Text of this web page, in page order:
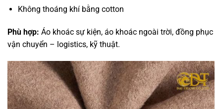
Không thoáng khí bằng cotton
Phù hợp: Áo khoác sự kiện, áo khoác ngoài trời, đồng phục
vận chuyển – logistics, kỹ thuật.